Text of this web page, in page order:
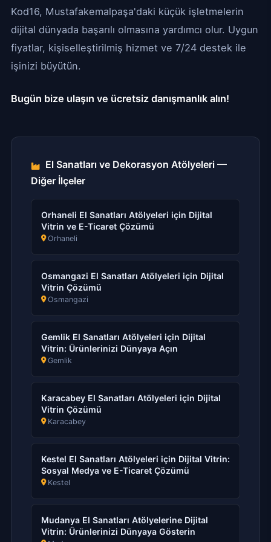
Kod16, Mustafakemalpaşa'daki küçük işletmelerin
dijital dünyada başarılı olmasına yardımcı olur. Uygun
fiyatlar, kişiselleştirilmiş hizmet ve 7/24 destek ile
işinizi büyütün.
Bugün bize ulaşın ve ücretsiz danışmanlık alın!
El Sanatları ve Dekorasyon Atölyeleri —
Diğer İlçeler
Orhaneli El Sanatları Atölyeleri için Dijital
Vitrin ve E-Ticaret Çözümü
Orhaneli
Osmangazi El Sanatları Atölyeleri için Dijital
Vitrin Çözümü
Osmangazi
Gemlik El Sanatları Atölyeleri için Dijital
Vitrin: Ürünlerinizi Dünyaya Açın
Gemlik
Karacabey El Sanatları Atölyeleri için Dijital
Vitrin Çözümü
Karacabey
Kestel El Sanatları Atölyeleri için Dijital Vitrin:
Sosyal Medya ve E-Ticaret Çözümü
Kestel
Mudanya El Sanatları Atölyelerine Dijital
Vitrin: Ürünlerinizi Dünyaya Gösterin